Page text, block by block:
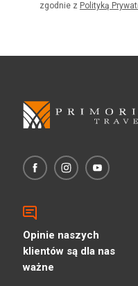
zgodnie z Polityką
Opinie naszych
klientów są dla nas
ważne